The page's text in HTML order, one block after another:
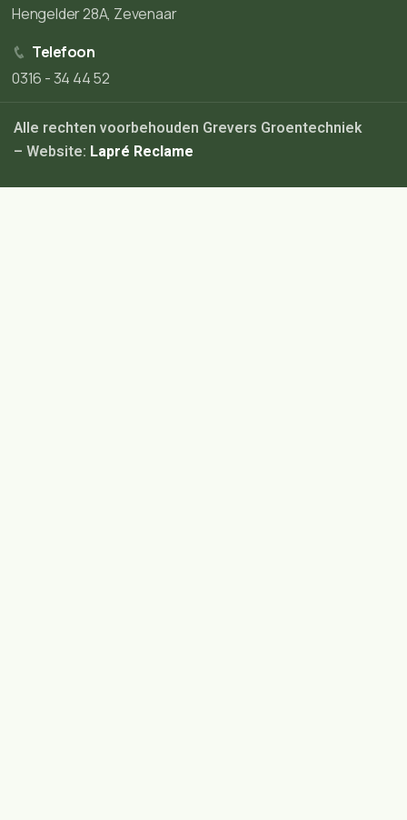
Hengelder 28A, Zevenaar
Telefoon
0316 - 34 44 52
Alle rechten voorbehouden Grevers Groentechniek
– Website: Lapré Reclame